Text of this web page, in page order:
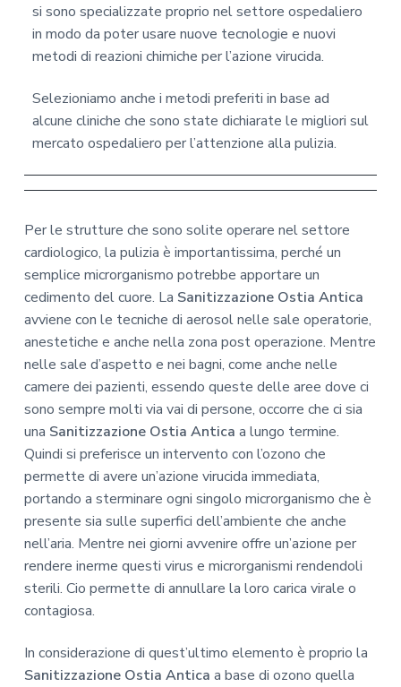
si sono specializzate proprio nel settore ospedaliero
in modo da poter usare nuove tecnologie e nuovi
metodi di reazioni chimiche per l’azione virucida.
Selezioniamo anche i metodi preferiti in base ad
alcune cliniche che sono state dichiarate le migliori sul
mercato ospedaliero per l’attenzione alla pulizia.
Per le strutture che sono solite operare nel settore
cardiologico, la pulizia è importantissima, perché un
semplice microrganismo potrebbe apportare un
cedimento del cuore. La Sanitizzazione Ostia Antica
avviene con le tecniche di aerosol nelle sale operatorie,
anestetiche e anche nella zona post operazione. Mentre
nelle sale d’aspetto e nei bagni, come anche nelle
camere dei pazienti, essendo queste delle aree dove ci
sono sempre molti via vai di persone, occorre che ci sia
una Sanitizzazione Ostia Antica a lungo termine.
Quindi si preferisce un intervento con l’ozono che
permette di avere un’azione virucida immediata,
portando a sterminare ogni singolo microrganismo che è
presente sia sulle superfici dell’ambiente che anche
nell’aria. Mentre nei giorni avvenire offre un’azione per
rendere inerme questi virus e microrganismi rendendoli
sterili. Cio permette di annullare la loro carica virale o
contagiosa.
In considerazione di quest’ultimo elemento è proprio la
Sanitizzazione Ostia Antica a base di ozono quella